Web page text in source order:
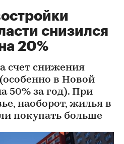
снизился
20%
счет снижения
в Новой
50% за год). При
наоборот, жилья в
покупать больше